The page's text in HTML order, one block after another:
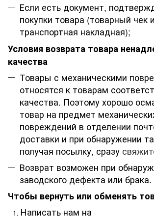
Если есть документ,
покупки товара (товарный чек
транспортная накладная);
Условия возврата товара
качества
Товары с механическими
относятся к товарам
качества. Поэтому хорошо
товар на предмет
повреждений в отделении
доставки и при обнаружении
получая посылку, сразу
Возврат возможен при
заводского дефекта или брака.
Чтобы вернуть или обменять
Написать нам на